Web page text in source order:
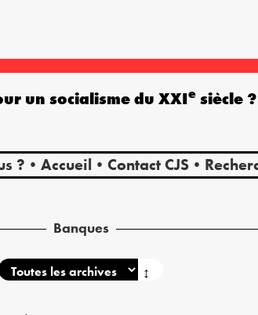
? Accueil Contact CJS
un socialisme du XXIe siècle ?
Banques
↕